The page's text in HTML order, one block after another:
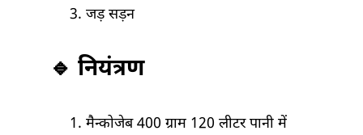
जड़ सड़न
🔹 नियंत्रण
मैन्कोजेब 400 ग्राम 120 लीटर पानी में